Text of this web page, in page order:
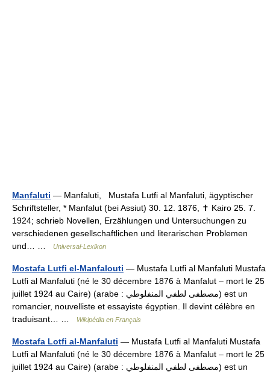
Manfaluti — Manfaluti, Mustafa Lutfi al Manfaluti, ägyptischer
Schriftsteller, * Manfalut (bei Assiut) 30. 12. 1876, ✝ Kairo 25. 7.
1924; schrieb Novellen, Erzählungen und Untersuchungen zu
verschiedenen gesellschaftlichen und literarischen Problemen
und… …
Universal-Lexikon
Mostafa Lutfi el-Manfalouti — Mustafa Lutfi al Manfaluti Mustafa
Lutfi al Manfaluti (né le 30 décembre 1876 à Manfalut – mort le 25
juillet 1924 au Caire) (arabe : مصطفى لطفي المنفلوطي) est un
romancier, nouvelliste et essayiste égyptien. Il devint célèbre en
traduisant… …
Wikipédia en Français
Mostafa Lotfi al-Manfaluti — Mustafa Lutfi al Manfaluti Mustafa
Lutfi al Manfaluti (né le 30 décembre 1876 à Manfalut – mort le 25
juillet 1924 au Caire) (arabe : مصطفى لطفي المنفلوطي) est un